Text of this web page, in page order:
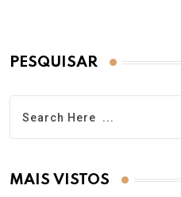
PESQUISAR
MAIS VISTOS